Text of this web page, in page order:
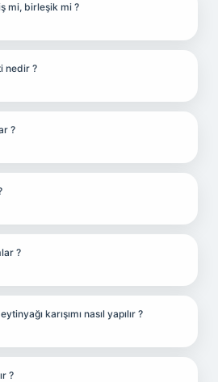
mi, birleşik mi ?
nedir ?
?
?
karışımı nasıl yapılır ?
?